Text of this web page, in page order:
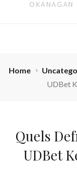
OKANAGAN
Home
UDBet
Quels
UDBet